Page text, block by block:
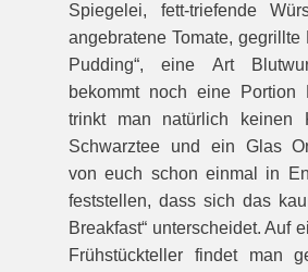
Spiegelei, fett-triefende
angebratene Tomate, gegrillte
Pudding“, eine Art
bekommt noch eine Portion
trinkt man natürlich keinen
Schwarztee und ein Glas
von euch schon einmal in
feststellen, dass sich das
Breakfast“ unterscheidet. Auf
Frühstückteller findet man